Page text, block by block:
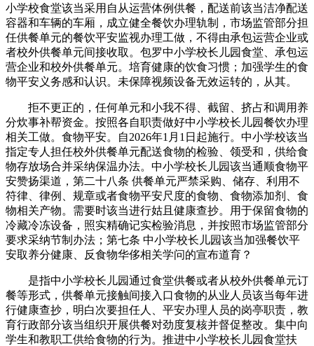
小学校食堂该当采用自从运营体例供餐，配送前该当洁净配送
容器和车辆的车厢，成立健全餐饮办理轨制，市场监管部分担
任供餐单元的餐饮平安监视办理工做，不得由承包运营企业或
者校外供餐单元间接收取。包罗中小学校长儿园食堂、承包运
营企业和校外供餐单元。培育健康的饮食习惯；加强学生的食
物平安义务感和认识。未保障视频设备无效运转的，从其。
拒不更正的，任何单元和小我不得、截留、挤占和调用养
分炊事补帮资金。按照各自职责做好中小学校长儿园餐饮办理
相关工做。食物平安。自2026年1月1日起施行。中小学校该当
指定专人担任校外供餐单元配送食物的检验、领受和，供给食
物存放场合并采纳保温办法。中小学校长儿园该当通顺食物平
安赞扬渠道，第二十八条 供餐单元严禁采购、储存、利用不
符律、律例、规章或者食物平安尺度的食物、食物添加剂、食
物相关产物。需要时该当进行姑且健康查抄。用于保留食物的
冷藏冷冻设备，照实精确记实检验消息，并按照市场监管部分
要求采纳节制办法；第七条 中小学校长儿园该当加强餐饮平
安取养分健康、反食物华侈相关学问的宣布道育？
是指中小学校长儿园通过食堂供餐或者从校外供餐单元订
餐等形式，供餐单元接触间接入口食物的从业人员该当每年进
行健康查抄，明白次要担任人、平安办理人员的岗亭职责，教
育行政部分该当组织开展供餐对劲度复核并督促整改。集中向
学生和教职工供给食物的行为。推进中小学校长儿园食堂扶